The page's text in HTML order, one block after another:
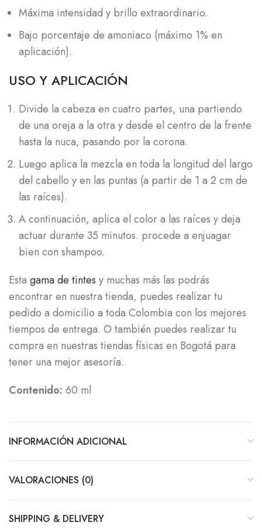
Máxima intensidad y brillo extraordinario.
Bajo porcentaje de amoniaco (máximo 1% en
aplicación).
USO Y APLICACIÓN
Divide la cabeza en cuatro partes, una partiendo
de una oreja a la otra y desde el centro de la frente
hasta la nuca, pasando por la corona.
Luego aplica la mezcla en toda la longitud del largo
del cabello y en las puntas (a partir de 1 a 2 cm de
las raíces).
A continuación, aplica el color a las raíces y deja
actuar durante 35 minutos. procede a enjuagar
bien con shampoo.
Esta gama de tintes y muchas más las podrás
encontrar en nuestra tienda, puedes realizar tu
pedido a domicilio a toda Colombia con los mejores
tiempos de entrega. O también puedes realizar tu
compra en nuestras tiendas físicas en Bogotá para
tener una mejor asesoría.
Contenido: 60 ml
INFORMACIÓN ADICIONAL
VALORACIONES (0)
SHIPPING & DELIVERY